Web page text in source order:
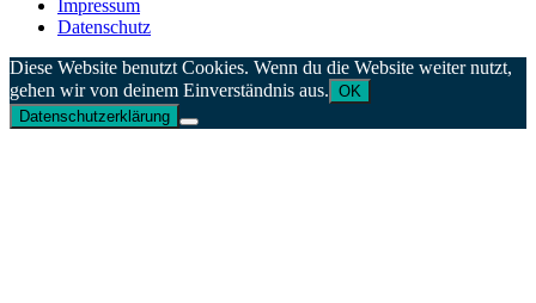
Impressum
Datenschutz
Diese Website benutzt Cookies. Wenn du die Website weiter nutzt,
gehen wir von deinem Einverständnis aus. OK
Datenschutzerklärung